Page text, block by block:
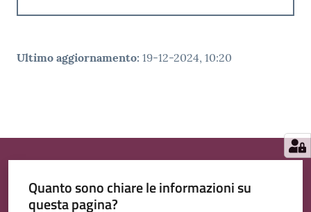
Ultimo aggiornamento: 19-12-2024, 10:20
Quanto sono chiare le informazioni su
questa pagina?